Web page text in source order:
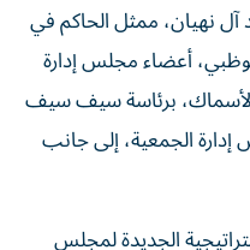
نهيان، ممثل الحاكم في
أعضاء مجلس إدارة
برئاسة سيف سيف
الجمعية، إلى جانب
الجديدة لمجلس